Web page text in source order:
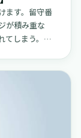
に取り組める
を当てまし
て話し合い、
ます。留守番
が積み重な
てしまう。多
。この記事
ありませ
け」に絞
「よくある